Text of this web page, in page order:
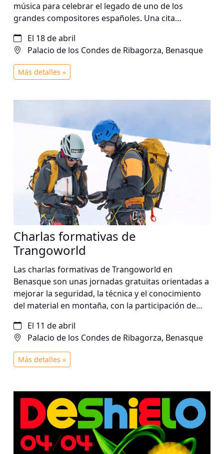
música para celebrar el legado de uno de los
grandes compositores españoles. Una cita
por la música se unen en un reconocimiento
colectivo a su obra.
El 18 de abril
Palacio de los Condes de Ribagorza, Benasque
Más detalles »
Charlas formativas de
Trangoworld
Las charlas formativas de Trangoworld en
Benasque son unas jornadas gratuitas orientadas a
mejorar la seguridad, la técnica y el conocimiento
del material en montaña, con la participación de
El 11 de abril
Palacio de los Condes de Ribagorza, Benasque
Más detalles »